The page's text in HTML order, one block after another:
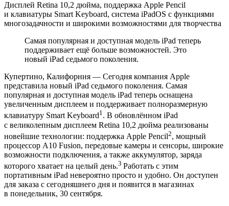
Дисплей Retina 10,2 дюйма, поддержка Apple Pencil
и клавиатуры Smart Keyboard, система iPadOS с функциями
многозадачности и широкими возможностями для творчества
Самая популярная и доступная модель iPad теперь
поддерживает ещё больше возможностей. Это
новый iPad седьмого поколения.
Купертино, Калифорния — Сегодня компания Apple
представила новый iPad седьмого поколения. Самая
популярная и доступная модель iPad теперь оснащена
увеличенным дисплеем и поддерживает полноразмерную
клавиатуру Smart Keyboard1. В обновлённом iPad
с великолепным дисплеем Retina 10,2 дюйма реализованы
новейшие технологии: поддержка Apple Pencil2, мощный
процессор A10 Fusion, передовые камеры и сенсоры, широкие
возможности подключения, а также аккумулятор, заряда
которого хватает на целый день.3 Работать с этим
портативным iPad невероятно просто и удобно. Он доступен
для заказа с сегодняшнего дня и появится в магазинах
в понедельник, 30 сентября.